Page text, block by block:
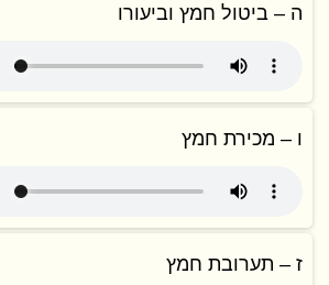
ה – ביטול חמץ וביעורו
ו – מכירת חמץ
ז – תערובת חמץ